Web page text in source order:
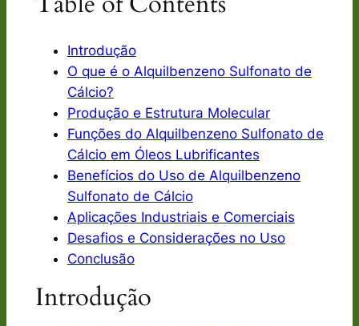
Introdução
O que é o Alquilbenzeno Sulfonato de
Cálcio?
Produção e Estrutura Molecular
Funções do Alquilbenzeno Sulfonato de
Cálcio em Óleos Lubrificantes
Benefícios do Uso de Alquilbenzeno
Sulfonato de Cálcio
Aplicações Industriais e Comerciais
Desafios e Considerações no Uso
Conclusão
Introdução